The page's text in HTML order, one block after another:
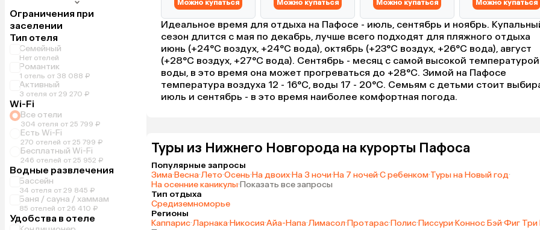
Ограничения при
заселении
Тип отеля
Семейный
Нет отелей
Романтик
1 отель от 38 088 ₽
Активный
3 отеля от 29 270 ₽
Wi-Fi
Все отели
304 отеля от 25 799 ₽
Есть Wi-Fi
270 отелей от 25 799 ₽
Бесплатный Wi-Fi
246 отелей от 25 952 ₽
Водные развлечения
Бассейн
34 отеля от 29 845 ₽
Баня / сауна / хаммам
85 отелей от 26 410 ₽
Удобства в отеле
Можно купаться
Можно купаться
Можно купаться
Можно купаться
Идеальное время для отдыха на Пафосе - июль, сентябрь и ноябрь.
сезон длится с мая по декабрь, лучше всего подходят для пляжного отдыха
июнь (+24°C воздух, +24°C вода), октябрь (+23°C воздух, +26°C вода), август
(+28°C воздух, +27°C вода). Сентябрь - месяц с самой высокой температурой
воды, в это время она может прогреваться до +28°C. Зимой на Пафосе
температура воздуха 12 - 16°C, воды 17 - 20°C. Семьям с детьми стоит
июль и сентябрь - в это время наиболее комфортная погода.
Туры из Нижнего Новгорода на курорты Пафоса
Популярные запросы
Зима·Весна·Лето·Осень·На двоих·На 3 ночи·На 7 ночей·С ребенком·Туры на Новый год·
На осенние каникулы·Показать все запросы
Тип отдыха
Средиземноморье
Регионы
Каппарис·Ларнака·Никосия·Айа-Напа·Лимасол·Протарас·Полис·Писсури·Коннос Бэй·Фиг Три